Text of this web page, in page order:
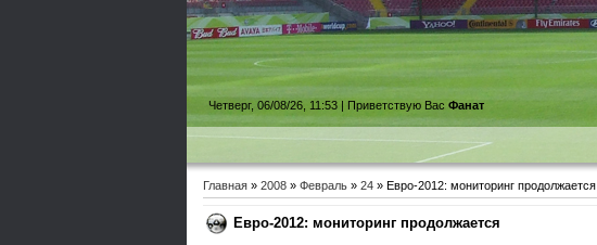
Четверг, 06/08/26, 11:53 | Приветствую Вас Фанат
Главная » 2008 » Февраль » 24 » Евро-2012: мониторинг продолжается
Евро-2012: мониторинг продолжается